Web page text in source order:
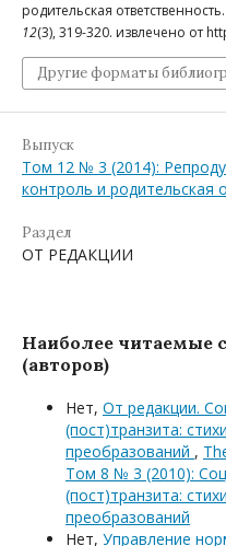
родительская ответственность.
12(3), 319-320. извлечено от
Другие форматы
Выпуск
Том 12 № 3 (2014):
контроль и родительская
Раздел
ОТ РЕДАКЦИИ
Наиболее читаемые
(авторов)
Нет, От редакции.
(пост)транзита:
преобразований ,
Том 8 № 3 (2010):
(пост)транзита:
преобразований
Нет, Управление